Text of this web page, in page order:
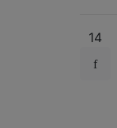
14